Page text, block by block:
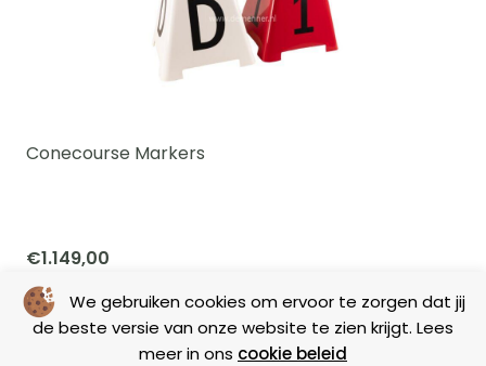
We gebruiken cookies om ervoor te zorgen dat jij
de beste versie van onze website te zien krijgt. Lees
meer in ons cookie beleid
Conecourse Markers
€1.149,00